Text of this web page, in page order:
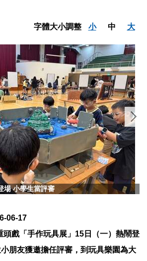
字體大小調整 小 中 大
場 小學生當評審
06-17
頭戲「手作玩具展」15日（一）熱鬧登
朋友獲邀擔任評審，到玩具樂園為大